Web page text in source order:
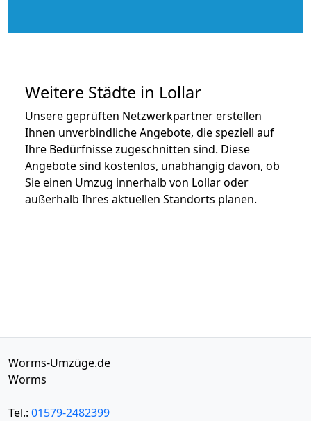
Weitere Städte in Lollar
Unsere geprüften Netzwerkpartner erstellen
Ihnen unverbindliche Angebote, die speziell auf
Ihre Bedürfnisse zugeschnitten sind. Diese
Angebote sind kostenlos, unabhängig davon, ob
Sie einen Umzug innerhalb von Lollar oder
außerhalb Ihres aktuellen Standorts planen.
Worms-Umzüge.de
Worms
Tel.: 01579-2482399